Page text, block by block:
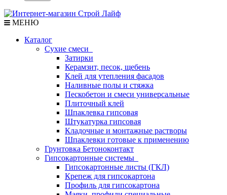
МЕНЮ
Каталог
Сухие смеси
Затирки
Керамзит, песок, щебень
Клей для утепления фасадов
Наливные полы и стяжка
Пескобетон и смеси универсальные
Плиточный клей
Шпаклевка гипсовая
Штукатурка гипсовая
Кладочные и монтажные растворы
Шпаклевки готовые к применению
Грунтовка Бетоноконтакт
Гипсокартонные системы
Гипсокартонные листы (ГКЛ)
Крепеж для гипсокартона
Профиль для гипсокартона